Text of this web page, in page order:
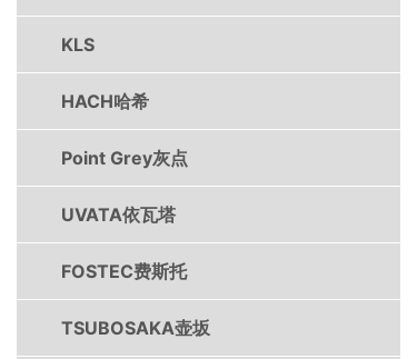
KLS
HACH哈希
Point Grey灰点
UVATA依瓦塔
FOSTEC费斯托
TSUBOSAKA壶坂